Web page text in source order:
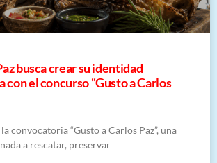
busca crear su identidad
con el concurso “Gusto a Carlos
convocatoria “Gusto a Carlos Paz”, una
a rescatar, preservar